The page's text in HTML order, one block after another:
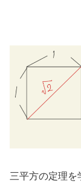
三平方の定理